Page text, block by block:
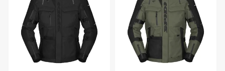
Leverandør
Materiale
Sikkerhet